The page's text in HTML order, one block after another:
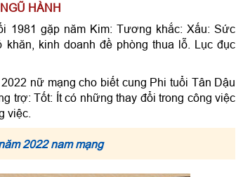
HÀNH
1981 gặp năm Kim: Tương khắc: Xấu: Sức
kinh doanh đề phòng thua lỗ. Lục đục
nữ mạng cho biết cung Phi tuổi Tân Dậu
trợ: Tốt: Ít có những thay đổi trong công việc
việc.
2022 nam mạng